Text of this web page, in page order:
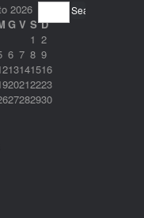
2026
G V S D
1 2
6 7 8 9
13141516
20212223
27282930